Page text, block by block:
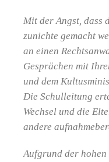
Mit der Angst, dass
zunichte gemacht
an einen
Gesprächen mit
und dem
Die Schulleitung
Wechsel und die
andere
Aufgrund der